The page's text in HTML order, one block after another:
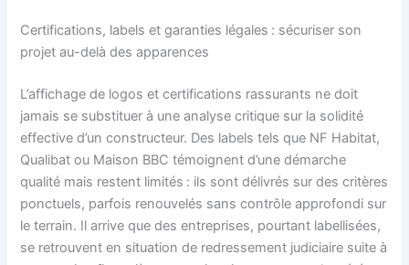
Certifications, labels et garanties légales : sécuriser son
projet au-delà des apparences
L’affichage de logos et certifications rassurants ne doit
jamais se substituer à une analyse critique sur la solidité
effective d’un constructeur. Des labels tels que NF Habitat,
Qualibat ou Maison BBC témoignent d’une démarche
qualité mais restent limités : ils sont délivrés sur des critères
ponctuels, parfois renouvelés sans contrôle approfondi sur
le terrain. Il arrive que des entreprises, pourtant labellisées,
se retrouvent en situation de redressement judiciaire suite à